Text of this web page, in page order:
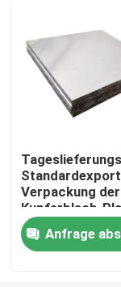
Treten Sie
Fordern Sie ein
Verpackung
Kupferblech-
7-15
Anfrage